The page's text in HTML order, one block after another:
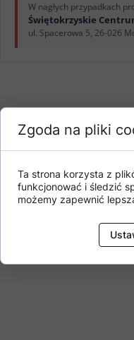
W nagłych przypadkach
Świętokrzyskie
ul. Spacerowa 5, 26-026
Zgoda na pliki
Ta strona korzysta z
funkcjonować i śledzić
możemy zapewnić